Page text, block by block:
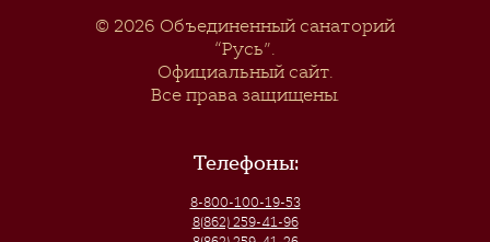
© 2026 Объединенный санаторий
“Русь”.
Официальный сайт.
Все права защищены.
Телефоны:
8-800-100-19-53
8(862) 259-41-96